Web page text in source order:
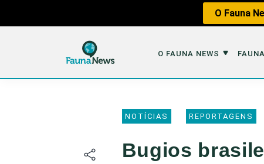
O Fauna
O FAUNA NEWS
O Fauna News
Equipe
Fauna em
Caça
NOTÍCIAS REPORTAGENS
Bugios